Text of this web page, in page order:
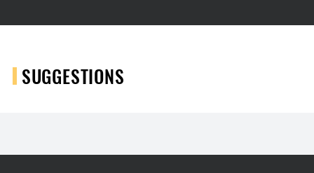
SUGGESTIONS